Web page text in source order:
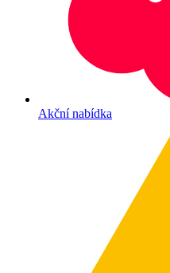
Akční nabídka